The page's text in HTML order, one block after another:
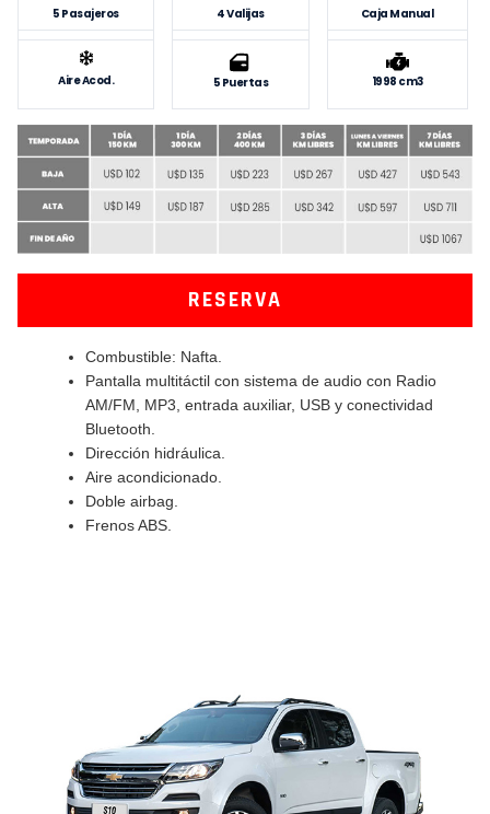
5 Pasajeros 4 Valijas Caja Manual
Aire Acod. 5 Puertas 1998 cm3
RESERVA
Combustible: Nafta.
Pantalla multitáctil con sistema de audio con Radio
AM/FM, MP3, entrada auxiliar, USB y conectividad
Bluetooth.
Dirección hidráulica.
Aire acondicionado.
Doble airbag.
Frenos ABS.